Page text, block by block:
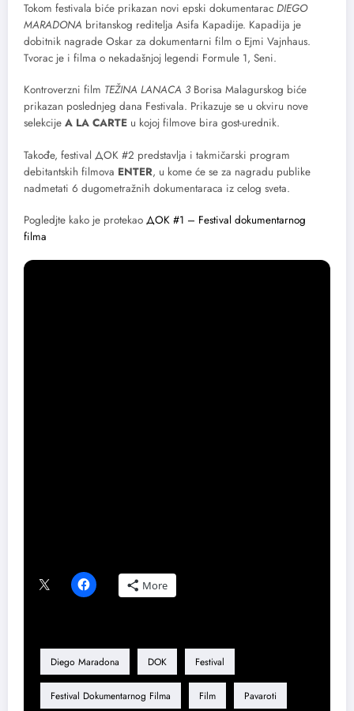
Tokom festivala biće prikazan novi epski dokumentarac DIEGO
MARADONA britanskog reditelja Asifa Kapadije. Kapadija je
dobitnik nagrade Oskar za dokumentarni film o Ejmi Vajnhaus.
Tvorac je i filma o nekadašnjoj legendi Formule 1, Seni.
Kontroverzni film TEŽINA LANACA 3Borisa Malagurskog biće
prikazan poslednjeg dana Festivala. Prikazuje se u okviru nove
selekcije A LA CARTE u kojoj filmove bira gost-urednik.
Takođe, festival ДОК #2 predstavlja i takmičarski program
debitantskih filmova ENTER, u kome će se za nagradu publike
nadmetati 6 dugometražnih dokumentaraca iz celog sveta.
Pogledjte kako je protekao ДОК #1 – Festival dokumentarnog
filma
More
Diego Maradona DOK Festival
Festival Dokumentarnog Filma Film Pavaroti